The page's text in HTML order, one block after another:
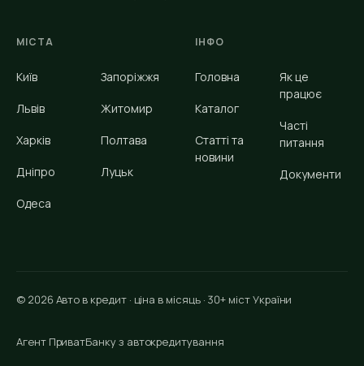
МІСТА
Київ
Львів
Харків
Дніпро
Одеса
Запоріжжя
Житомир
Полтава
Луцьк
ІНФО
Головна
Каталог
Статті та
новини
Як це
працює
Часті
питання
Документи
© 2026 Авто в кредит · ціна в місяць · 30+ міст України
Агент ПриватБанку з автокредитування